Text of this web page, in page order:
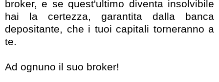
broker, e se quest'ultimo diventa insolvibile
hai la certezza, garantita dalla banca
depositante, che i tuoi capitali torneranno a
te.
Ad ognuno il suo broker!